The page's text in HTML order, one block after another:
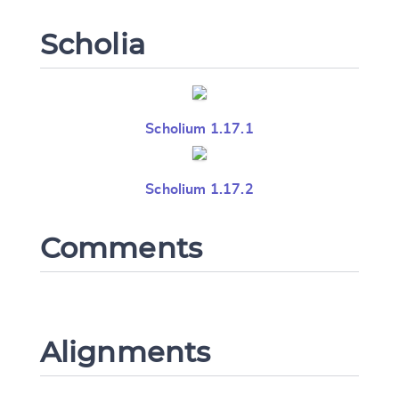
Scholia
Scholium 1.17.1
Scholium 1.17.2
Comments
Alignments